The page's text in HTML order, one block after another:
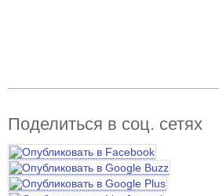
Поделиться в соц. сетях